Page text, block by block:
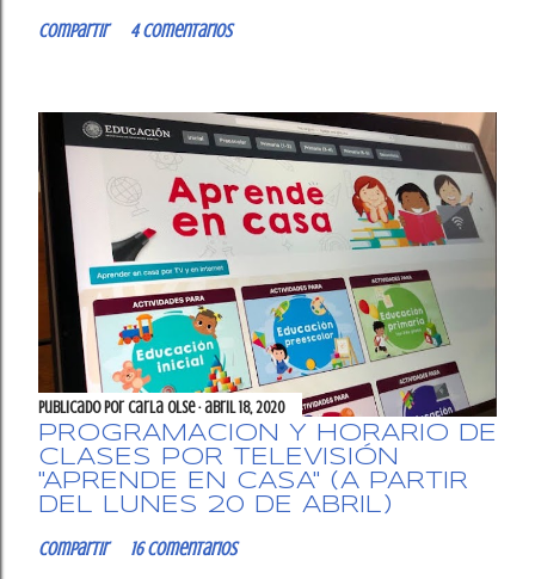
Compartir 4 comentarios
Publicado por Carla OlSe abril 18, 2020
PROGRAMACIÓN Y HORARIO DE
CLASES POR TELEVISIÓN
"APRENDE EN CASA" (A PARTIR
DEL LUNES 20 DE ABRIL)
Compartir 16 comentarios